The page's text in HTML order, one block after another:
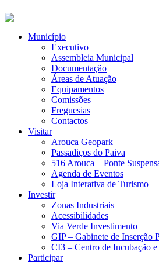
Município
Executivo
Assembleia Municipal
Documentação
Áreas de Atuação
Equipamentos
Comissões
Freguesias
Contactos
Visitar
Arouca Geopark
Passadiços do Paiva
516 Arouca – Ponte
Agenda de Eventos
Loja Interativa de Turismo
Investir
Zonas Industriais
Acessibilidades
Via Verde Investimento
GIP – Gabinete de Inserção
CI3 – Centro de Incubação
Participar